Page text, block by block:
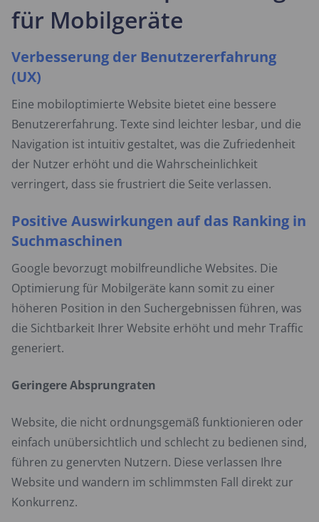
für Mobilgeräte
Verbesserung der Benutzererfahrung
(UX)
Eine mobiloptimierte Website bietet eine bessere
Benutzererfahrung. Texte sind leichter lesbar, und die
Navigation ist intuitiv gestaltet, was die Zufriedenheit
der Nutzer erhöht und die Wahrscheinlichkeit
verringert, dass sie frustriert die Seite verlassen.
Positive Auswirkungen auf das Ranking in
Suchmaschinen
Google bevorzugt mobilfreundliche Websites. Die
Optimierung für Mobilgeräte kann somit zu einer
höheren Position in den Suchergebnissen führen, was
die Sichtbarkeit Ihrer Website erhöht und mehr Traffic
generiert.
Geringere Absprungraten
Website, die nicht ordnungsgemäß funktionieren oder
einfach unübersichtlich und schlecht zu bedienen sind,
führen zu genervten Nutzern. Diese verlassen Ihre
Website und wandern im schlimmsten Fall direkt zur
Konkurrenz.